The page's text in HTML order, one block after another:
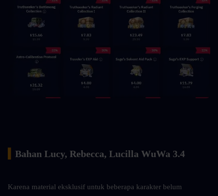
Bahan Lucy, Rebecca, Lucilla WuWa 3.4
Karena material eksklusif untuk beberapa karakter belum